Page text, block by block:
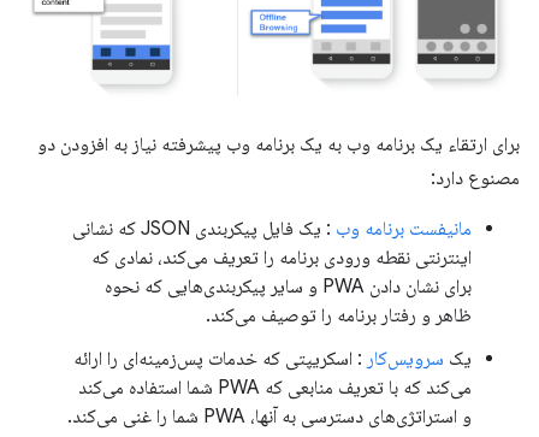
برای ارتقاء یک برنامه وب به یک برنامه وب پیشرفته نیاز به افزودن دو
مصنوع دارد:
مانیفست برنامه وب
: یک فایل پیکربندی JSON که نشانی
اینترنتی نقطه ورودی برنامه را تعریف می‌کند، نمادی که
برای نشان دادن PWA و سایر پیکربندی‌هایی که نحوه
ظاهر و رفتار برنامه را توصیف می‌کند.
یک سرویس‌کار : اسکریپتی که خدمات پس‌زمینه‌ای را ارائه
می‌کند که با تعریف منابعی که PWA شما استفاده می‌کند
و استراتژی‌های دسترسی به آنها، PWA شما را غنی می‌کند.